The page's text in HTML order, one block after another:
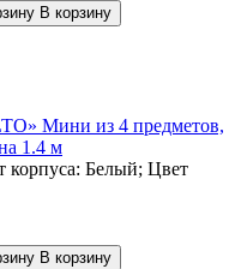
В корзину
Мини из 4 предметов,
1.4 м
корпуса: Белый; Цвет
В корзину